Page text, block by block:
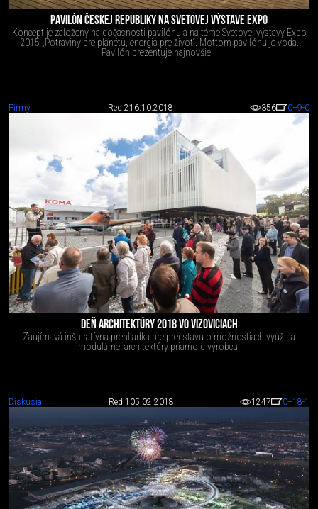
PAVILÓN ČESKEJ REPUBLIKY NA SVETOVEJ VÝSTAVE EXPO
Koncept je založený na dočasnosti pavilónu a na téme Svetovej výstavy Expo
2015 „Potraviny pre planétu, energia pre život“. Mottom pavilónu je voda.
Pavilón prezentuje najnovšie...
Firmy Red 216.10.2018 356 0+9-0
DEŇ ARCHITEKTÚRY 2018 VO VIZOVICIACH
Zaujímavá inšpiratívna prehliadka pre predstavu o možnostiach využitia
modulárnej architektúry priamo u výrobcu.
Diskusia Red 1 05.02.2018 1247 0+18-1